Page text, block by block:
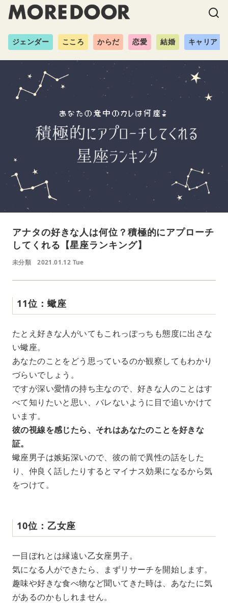
ジェンダー こころ からだ 恋愛 結婚 キャリア
アナタの好きな人は何位？積極的にアプローチ
してくれる【星座ランキング】
未分類 2021.01.12 Tue
11位：蠍座
たとえ好きな人がいてもこれっぽっちも態度に出さな
い蠍座。
あなたのことをどう思っているのか観察してもわかり
づらいでしょう。
ですが深い愛情の持ち主なので、好きな人のことはす
べて知りたいと思い、バレないように目で追いかけて
います。
彼の視線を感じたら、それはあなたのことを好きな
証。
蠍座男子は嫉妬深いので、彼の前で異性の話をした
り、仲良く話したりするとマイナス効果になるから気
をつけて。
10位：乙女座
一目ぼれとは縁遠い乙女座男子。
気になる人ができたら、まずリサーチを開始します。
趣味や好きな食べ物など聞いてきた時は、あなたに気
があるのかもしれません。